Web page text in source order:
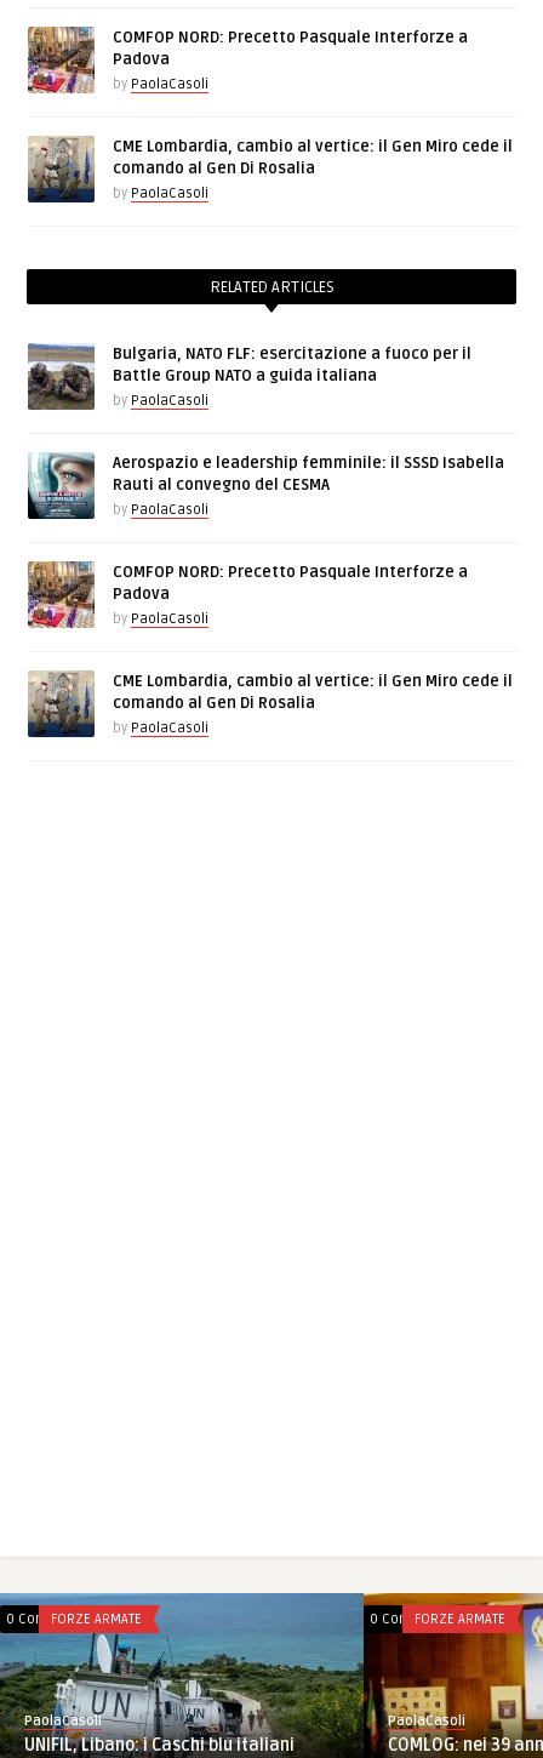
COMFOP NORD: Precetto Pasquale Interforze a
Padova
by PaolaCasoli
CME Lombardia, cambio al vertice: il Gen Miro cede il
comando al Gen Di Rosalia
by PaolaCasoli
RELATED ARTICLES
Bulgaria, NATO FLF: esercitazione a fuoco per il
Battle Group NATO a guida italiana
by PaolaCasoli
Aerospazio e leadership femminile: il SSSD Isabella
Rauti al convegno del CESMA
by PaolaCasoli
COMFOP NORD: Precetto Pasquale Interforze a
Padova
by PaolaCasoli
CME Lombardia, cambio al vertice: il Gen Miro cede il
comando al Gen Di Rosalia
by PaolaCasoli
0 CommentsFORZE ARMATE
PaolaCasoli
UNIFIL, Libano: i Caschi blu italiani
0 CommentsFORZE ARMATE
PaolaCasoli
COMLOG: nei 39